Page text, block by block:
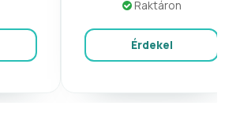
Raktáron
Érdekel